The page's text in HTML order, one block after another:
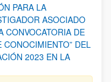
PARA LA
ASOCIADO
CONVOCATORIA DE
CONOCIMIENTO” DEL
2023 EN LA